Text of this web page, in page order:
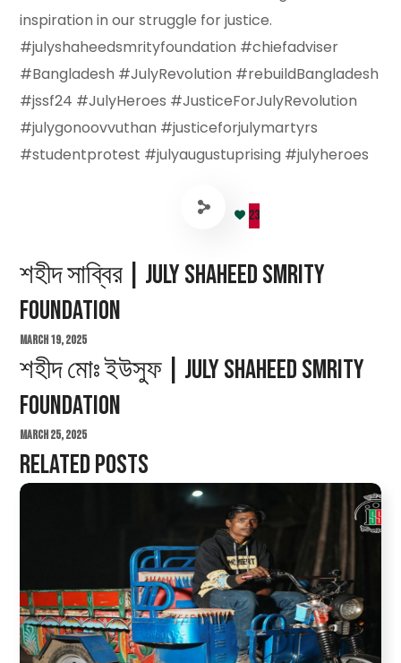
inspiration in our struggle for justice.
#julyshaheedsmrityfoundation #chiefadviser
#Bangladesh #JulyRevolution #rebuildBangladesh
#jssf24 #JulyHeroes #JusticeForJulyRevolution
#julygonoovvuthan #justiceforjulymartyrs
#studentprotest #julyaugustuprising #julyheroes
23
শহীদ সাব্বির | July Shaheed Smrity
Foundation
March 19, 2025
শহীদ মোঃ ইউসুফ | July Shaheed Smrity
Foundation
March 25, 2025
Related Posts